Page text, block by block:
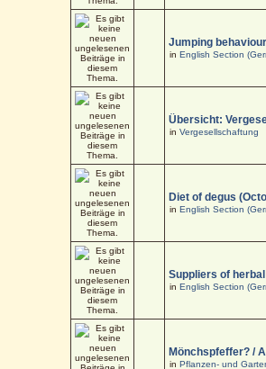
Jumping
inEnglish Section
Übersicht:
inVergesellschaftung
Diet of degus
inEnglish Section
Suppliers of
inEnglish Section
Mönchspfeffer? /
inPflanzen- und